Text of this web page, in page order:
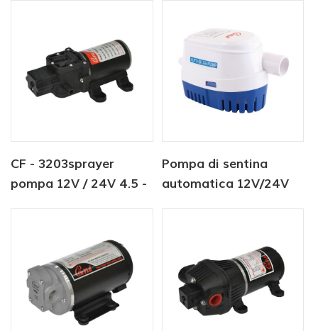
CF - 3203sprayer
pompa 12V / 24V 4.5 -
Pompa di sentina
automatica 12V/24V